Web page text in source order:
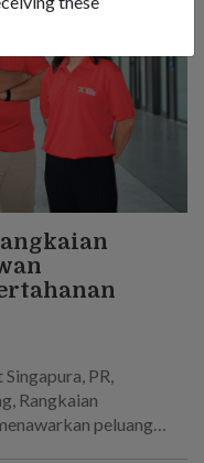
PR,
Rangkaian
peluang